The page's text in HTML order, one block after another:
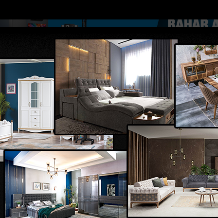
DOLAR 46.2686 EURO 53.5186
GÜNDEM MAGAZİN KADIN-YAŞAM SPOR SAĞLIK
d... Mersinde patlayan domates konservesi 9 aylık... Türkiye
Yazarlar Web TV